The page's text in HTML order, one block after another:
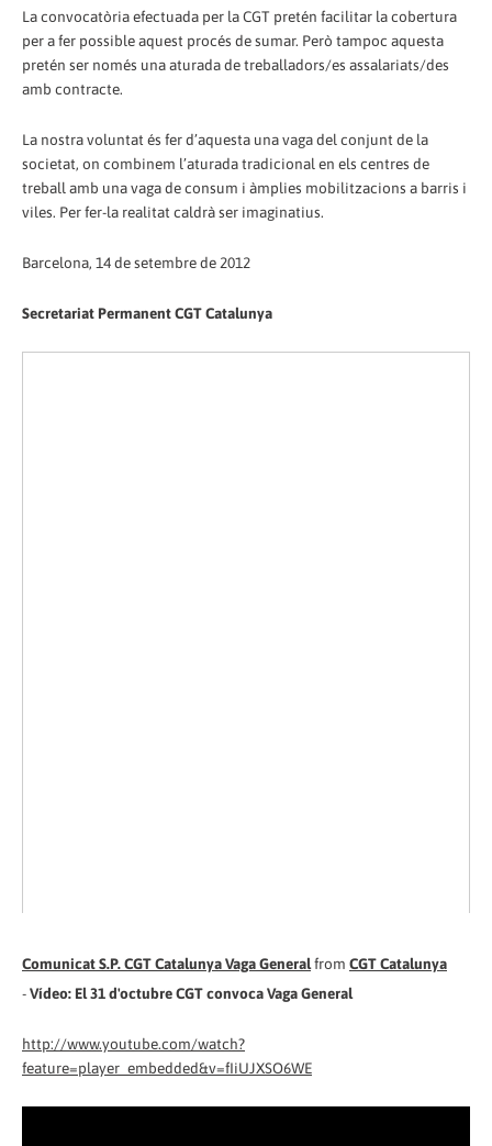
La convocatòria efectuada per la CGT pretén facilitar la cobertura
per a fer possible aquest procés de sumar. Però tampoc aquesta
pretén ser només una aturada de treballadors/es assalariats/des
amb contracte.
La nostra voluntat és fer d’aquesta una vaga del conjunt de la
societat, on combinem l’aturada tradicional en els centres de
treball amb una vaga de consum i àmplies mobilitzacions a barris i
viles. Per fer-la realitat caldrà ser imaginatius.
Barcelona, 14 de setembre de 2012
Secretariat Permanent CGT Catalunya
Comunicat S.P. CGT Catalunya Vaga Generalfrom CGT Catalunya
-Vídeo: El 31 d'octubre CGT convoca Vaga General
http://www.youtube.com/watch?
feature=player_embedded&v=fIiUJXSO6WE